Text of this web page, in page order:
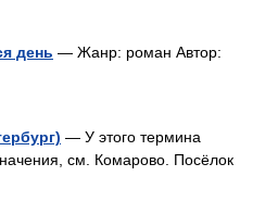
день — Жанр: роман Автор:
— У этого термина
см. Комарово. Посёлок